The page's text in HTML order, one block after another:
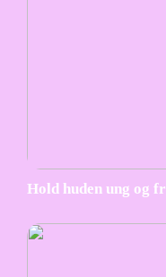
Hold huden ung og